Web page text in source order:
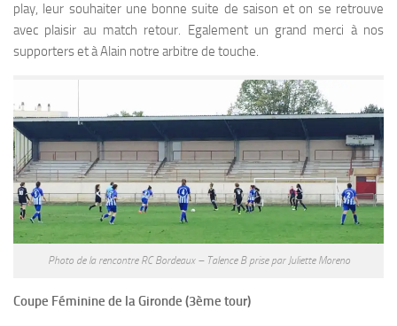
play, leur souhaiter une bonne suite de saison et on se retrouve
avec plaisir au match retour. Egalement un grand merci à nos
supporters et à Alain notre arbitre de touche.
Photo de la rencontre RC Bordeaux – Talence B prise par Juliette Moreno
Coupe Féminine de la Gironde (3ème tour)